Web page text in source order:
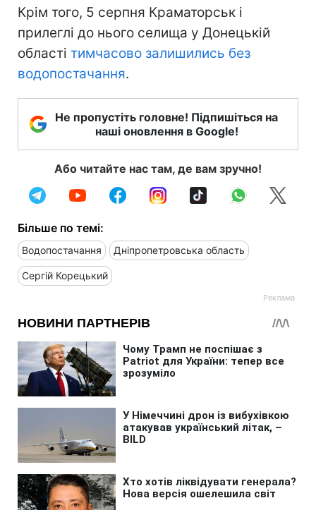
Крім того, 5 серпня Краматорськ і
прилеглі до нього селища у Донецькій
області тимчасово залишились без
водопостачання.
Не пропустіть головне! Підпишіться на
наші оновлення в Google!
Або читайте нас там, де вам зручно!
Більше по темі:
Водопостачання Дніпропетровська область
Сергій Корецький